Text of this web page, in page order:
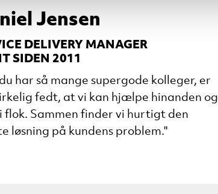
Jensen
DELIVERY MANAGER
SIDEN 2011
har så mange supergode kolleger, er
fedt, at vi kan hjælpe hinanden og
flok. Sammen finder vi hurtigt den
løsning på kundens problem."